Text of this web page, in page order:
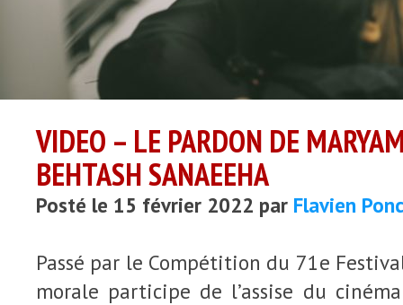
VIDEO – LE PARDON DE
BEHTASH SANAEEHA
Posté le 15 février 2022 par Flavien
Passé par le Compétition du 71e
morale participe de l’assise du